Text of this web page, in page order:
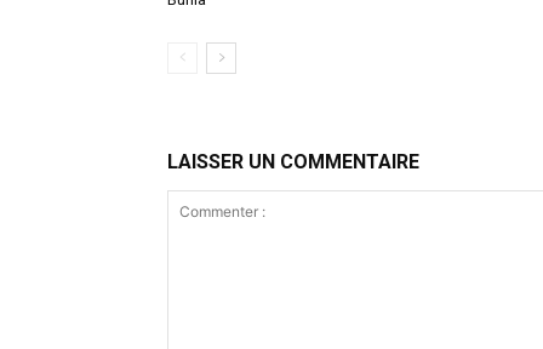
LAISSER UN COMMENTAIRE